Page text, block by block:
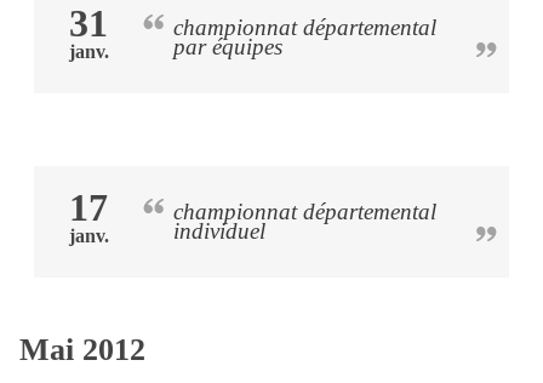
31
janv.
championnat départemental
par équipes
17
janv.
championnat départemental
individuel
Mai 2012